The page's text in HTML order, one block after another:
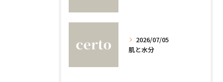
2026/07/05
肌と水分